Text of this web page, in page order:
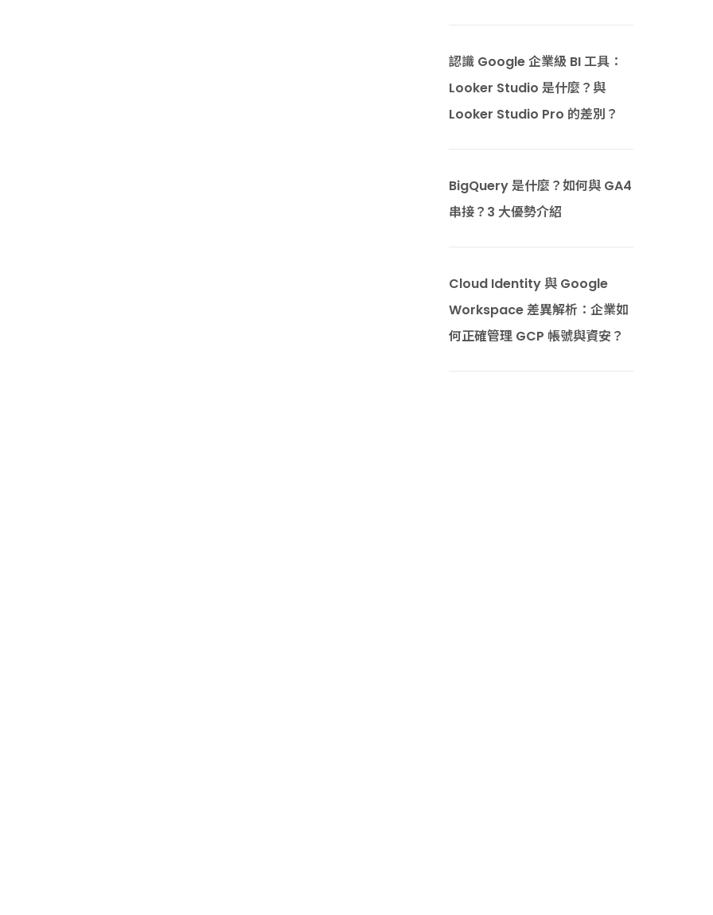
認識 Google 企業級 BI 工具：
Looker Studio 是什麼？與
Looker Studio Pro 的差別？
BigQuery 是什麼？如何與 GA4
串接？3 大優勢介紹
Cloud Identity 與 Google
Workspace 差異解析：企業如
何正確管理 GCP 帳號與資安？